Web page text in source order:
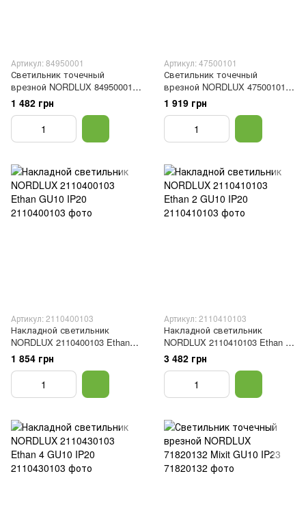
Артикул: 84950001
Светильник точечный
врезной NORDLUX 84950001
Birla White
1 482 грн
Артикул: 47500101
Светильник точечный
врезной NORDLUX 47500101
Clyde LED 1x4W 2700K 350Lm
IP20
1 919 грн
Артикул: 2110400103
Накладной светильник
NORDLUX 2110400103 Ethan
GU10 IP20
1 854 грн
Артикул: 2110410103
Накладной светильник
NORDLUX 2110410103 Ethan 2
GU10 IP20
3 482 грн